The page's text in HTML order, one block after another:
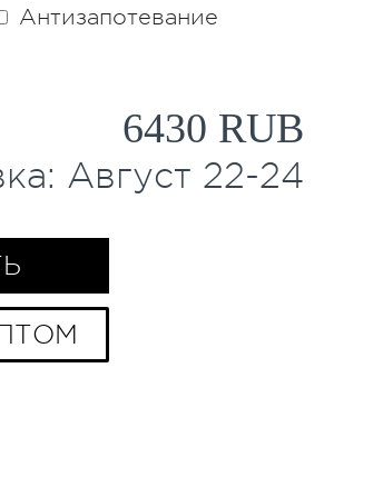
6430 RUB
Антизапотевание
Август 22-24